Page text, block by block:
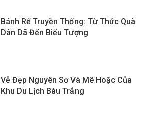
Bánh Rế Truyền Thống: Từ Thức Quà
Dân Dã Đến Biểu Tượng
Vẻ Đẹp Nguyên Sơ Và Mê Hoặc Của
Khu Du Lịch Bàu Trắng